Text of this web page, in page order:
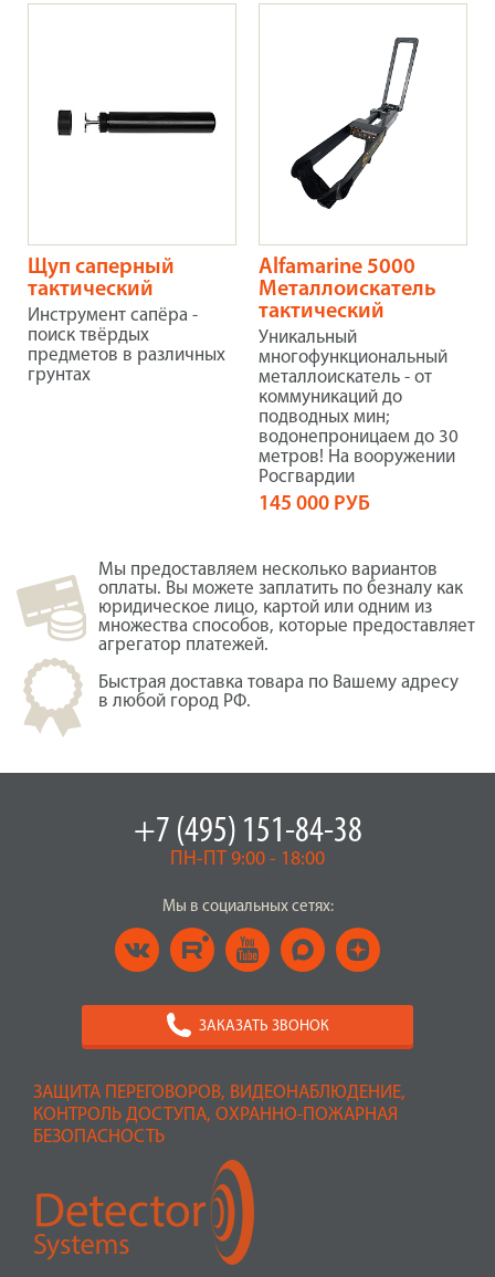
Щуп саперный
тактический
Инструмент сапёра -
поиск твёрдых
предметов в различных
грунтах
Alfamarine 5000
Металлоискатель
тактический
Уникальный
многофункциональный
металлоискатель - от
коммуникаций до
подводных мин;
водонепроницаем до 30
метров! На вооружении
Росгвардии
145 000 РУБ
Мы предоставляем несколько вариантов
оплаты. Вы можете заплатить по безналу как
юридическое лицо, картой или одним из
множества способов, которые предоставляет
агрегатор платежей.
Быстрая доставка товара по Вашему адресу
в любой город РФ.
ЗАЩИТА ПЕРЕГОВОРОВ, ВИДЕОНАБЛЮДЕНИЕ,
КОНТРОЛЬ ДОСТУПА, ОХРАННО-ПОЖАРНАЯ
БЕЗОПАСНОСТЬ
+7 (495) 151-84-38
ПН-ПТ 9:00 - 18:00
Мы в социальных сетях:
ЗАКАЗАТЬ ЗВОНОК